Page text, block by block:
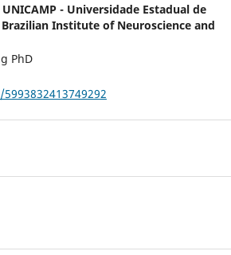
UNICAMP - Universidade Estadual de
Brazilian Institute of Neuroscience and
PhD